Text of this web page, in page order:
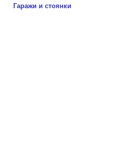
Гаражи и стоянки